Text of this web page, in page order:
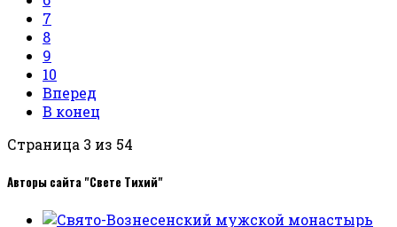
7
8
9
10
Вперед
В конец
Страница 3 из 54
Авторы сайта "Свете Тихий"